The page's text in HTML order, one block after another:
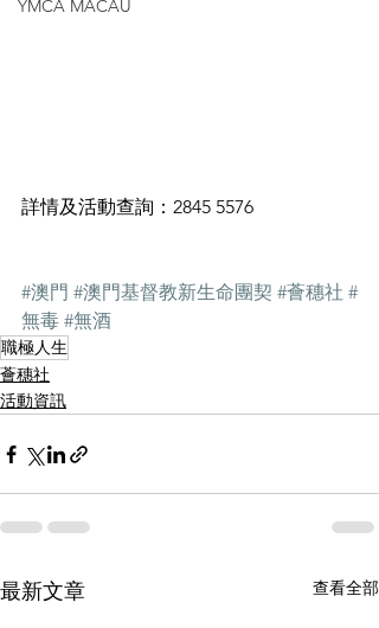
YMCA MACAU
詳情及活動查詢：2845 5576
#澳門 #澳門基督教新生命團契 #薈穗社 #
無毒 #無酒
職極人生
薈穗社
活動資訊
最新文章 查看全部